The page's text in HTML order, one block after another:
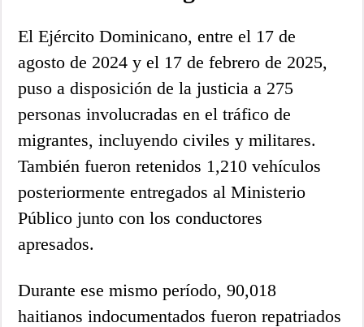
El Ejército Dominicano, entre el 17 de
agosto de 2024 y el 17 de febrero de 2025,
puso a disposición de la justicia a 275
personas involucradas en el tráfico de
migrantes, incluyendo civiles y militares.
También fueron retenidos 1,210 vehículos
posteriormente entregados al Ministerio
Público junto con los conductores
apresados.
Durante ese mismo período, 90,018
haitianos indocumentados fueron repatriados